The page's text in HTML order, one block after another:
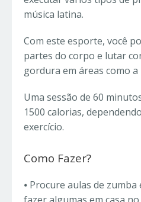
música latina.
Com este esporte, você
partes do corpo e lutar
gordura em áreas como
Uma sessão de 60
1500 calorias,
exercício.
Como Fazer?
⦁ Procure aulas de